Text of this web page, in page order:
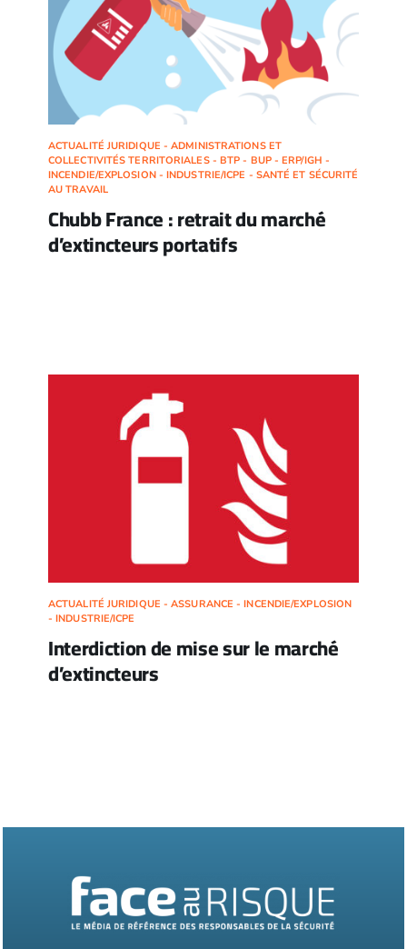
ACTUALITÉ JURIDIQUE - ADMINISTRATIONS ET
COLLECTIVITÉS TERRITORIALES - BTP - BUP - ERP/IGH -
INCENDIE/EXPLOSION - INDUSTRIE/ICPE - SANTÉ ET SÉCURITÉ
AU TRAVAIL
Chubb France : retrait du marché
d’extincteurs portatifs
ACTUALITÉ JURIDIQUE - ASSURANCE - INCENDIE/EXPLOSION
- INDUSTRIE/ICPE
Interdiction de mise sur le marché
d’extincteurs